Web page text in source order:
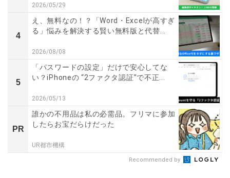
2026/05/29
4
え、無料なの！？「Word・Excelが高すぎ
る」悩みを解決する賢い無料版と代替...
2026/08/08
5
「パスワードの設定」だけで安心してな
い？iPhoneの “2ファクタ認証”で不正...
2026/05/13
PR
誰かの不用品は私の必需品。フリマに参加
したらお宝だらけだった
UR都市機構
Recommended by